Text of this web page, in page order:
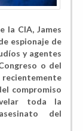
la CIA, James
espionaje de
y agentes
o del
compromiso
toda la
del